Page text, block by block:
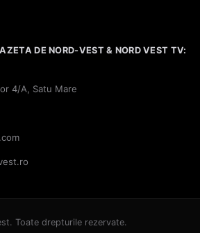
DE NORD-VEST & NORD VEST TV:
4/A, Satu Mare
Toate drepturile rezervate.